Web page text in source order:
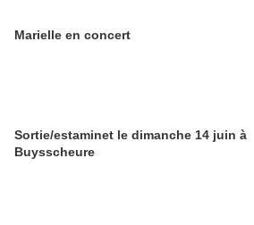
Marielle en concert
Sortie/estaminet le dimanche 14 juin à
Buysscheure